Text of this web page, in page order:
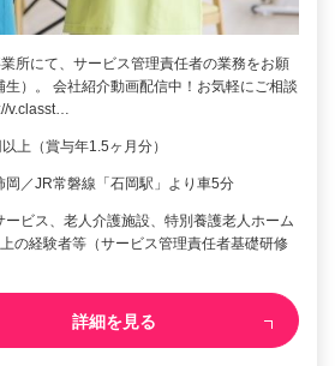
所にて、サービス管理責任者の業務をお願
生）。 会社紹介動画配信中！お気軽にご相談
v.classt…
上（賞与年1.5ヶ月分）
岡／JR常磐線「石岡駅」より車5分
ービス、老人介護施設、特別養護老人ホーム
の経験者等（サービス管理責任者基礎研修
詳細を見る